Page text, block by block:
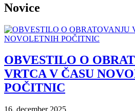
Novice
OBVESTILO O
VRTCA V ČASU
POČITNIC